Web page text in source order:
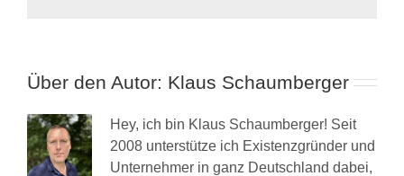
Über den Autor: Klaus Schaumberger
Hey, ich bin Klaus Schaumberger! Seit
2008 unterstütze ich Existenzgründer und
Unternehmer in ganz Deutschland dabei,